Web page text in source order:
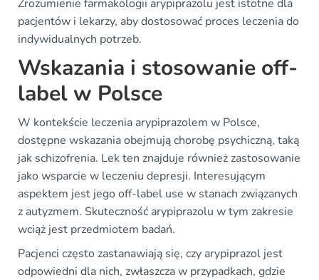
Zrozumienie farmakologii arypiprazolu jest istotne dla
pacjentów i lekarzy, aby dostosować proces leczenia do
indywidualnych potrzeb.
Wskazania i stosowanie off-
label w Polsce
W kontekście leczenia arypiprazolem w Polsce,
dostępne wskazania obejmują chorobę psychiczną, taką
jak schizofrenia. Lek ten znajduje również zastosowanie
jako wsparcie w leczeniu depresji. Interesującym
aspektem jest jego off-label use w stanach związanych
z autyzmem. Skuteczność arypiprazolu w tym zakresie
wciąż jest przedmiotem badań.
Pacjenci często zastanawiają się, czy arypiprazol jest
odpowiedni dla nich, zwłaszcza w przypadkach, gdzie